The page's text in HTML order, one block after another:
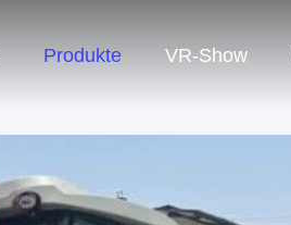
Produkte VR-Show